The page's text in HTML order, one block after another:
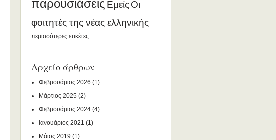
παρουσιάσεις Εμείς Οι
φοιτητές της νέας ελληνικής
περισσότερες ετικέτες
Αρχείο άρθρων
Φεβρουάριος 2026 (1)
Μάρτιος 2025 (2)
Φεβρουάριος 2024 (4)
Ιανουάριος 2021 (1)
Μάιος 2019 (1)